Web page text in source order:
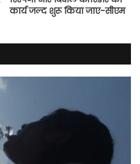
कार्य जल्द शुरू किया जाए-सीएम